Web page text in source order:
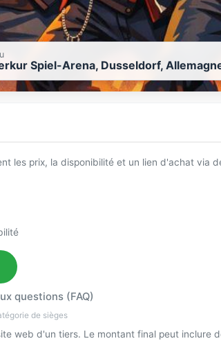
Spiel-Arena, Dusseldorf,
les prix, la disponibilité et un lien d'achat via
questions (FAQ)
de sièges
web d'un tiers. Le montant final peut inclure